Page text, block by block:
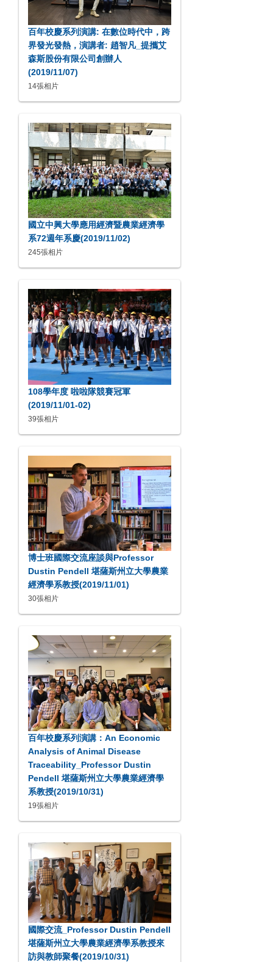
百年校慶系列演講: 在數位時代中，跨
界發光發熱，演講者: 趙智凡_提攜艾
森斯股份有限公司創辦人
(2019/11/07)
14張相片
國立中興大學應用經濟暨農業經濟學
系72週年系慶(2019/11/02)
245張相片
108學年度 啦啦隊競賽冠軍
(2019/11/01-02)
39張相片
博士班國際交流座談與Professor
Dustin Pendell 堪薩斯州立大學農業
經濟學系教授(2019/11/01)
30張相片
百年校慶系列演講：An Economic
Analysis of Animal Disease
Traceability_Professor Dustin
Pendell 堪薩斯州立大學農業經濟學
系教授(2019/10/31)
19張相片
國際交流_Professor Dustin Pendell
堪薩斯州立大學農業經濟學系教授來
訪與教師聚餐(2019/10/31)